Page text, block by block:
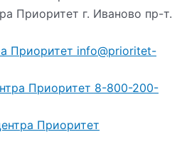
г. Иваново пр-т.
info@prioritet-
8-800-200-